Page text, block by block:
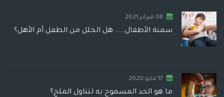
08 فبراير,2021
سمنة الأطفال…… هل الخلل من الطفل أم الأهل؟
17 مايو,2020
ما هو الحد المسموح به لتناول الملح؟